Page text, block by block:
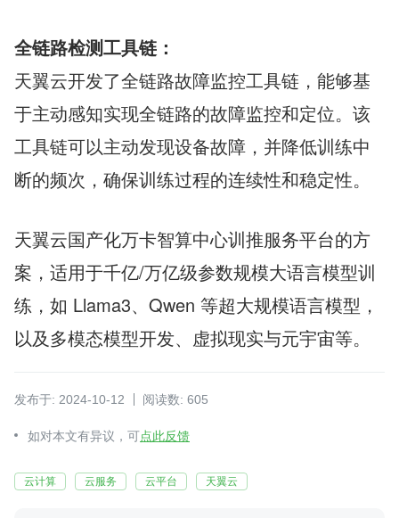
全链路检测工具链：
天翼云开发了全链路故障监控工具链，能够基
于主动感知实现全链路的故障监控和定位。该
工具链可以主动发现设备故障，并降低训练中
断的频次，确保训练过程的连续性和稳定性。
天翼云国产化万卡智算中心训推服务平台的方
案，适用于千亿/万亿级参数规模大语言模型训
练，如 Llama3、Qwen 等超大规模语言模型，
以及多模态模型开发、虚拟现实与元宇宙等。
发布于: 2024-10-12 阅读数: 605
如对本文有异议，可点此反馈
云计算 云服务 云平台 天翼云